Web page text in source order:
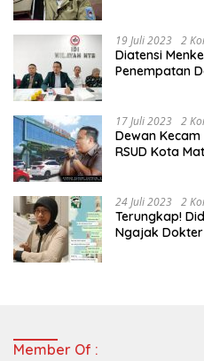
19 Juli 2023 2
Diatensi
Penempatan
17 Juli 2023 2
Dewan
RSUD Kota
24 Juli 2023 2
Terungkap!
Ngajak Dokter
Member Of :